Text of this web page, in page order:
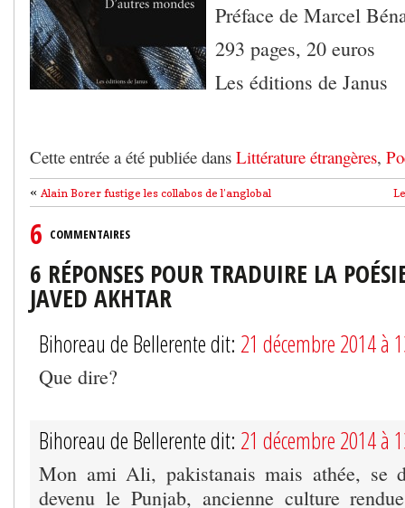
Préface de Marcel
293 pages, 20 euros
Les éditions de Janus
Cette entrée a été publiée dans Littérature étrangères,
« Alain Borer fustige les collabos de l’anglobal
6 COMMENTAIRES
6 RÉPONSES POUR TRADUIRE LA
JAVED AKHTAR
Bihoreau de Bellerente dit: 21 décembre 2014 à
Que dire?
Bihoreau de Bellerente dit: 21 décembre 2014 à
Mon ami Ali, pakistanais mais athée, se
devenu le Punjab, ancienne culture